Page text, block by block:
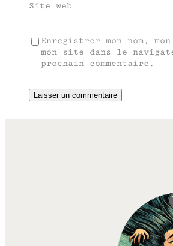
Site web
Enregistrer mon nom,
mon site dans le
prochain commentaire.